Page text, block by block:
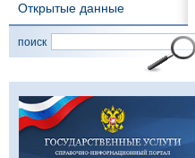
Открытые данные
поиск